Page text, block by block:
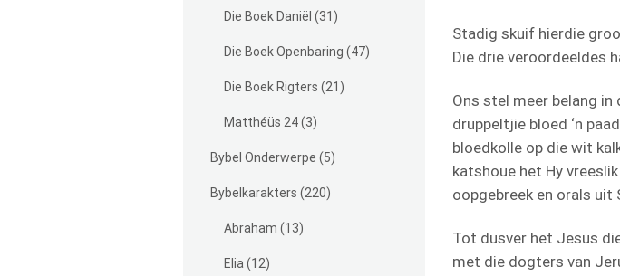
Die Boek Daniël (31)
Die Boek Openbaring (47)
Die Boek Rigters (21)
Matthéüs 24(3)
Bybel Onderwerpe (5)
Bybelkarakters (220)
Abraham (13)
Elia (12)
Stadig skuif hierdie
Die drie veroordeeldes
Ons stel meer belang in
druppeltjie bloed ‘n
bloedkolle op die wit
katshoue het Hy
oopgebreek en orals uit
Tot dusver het Jesus
met die dogters van